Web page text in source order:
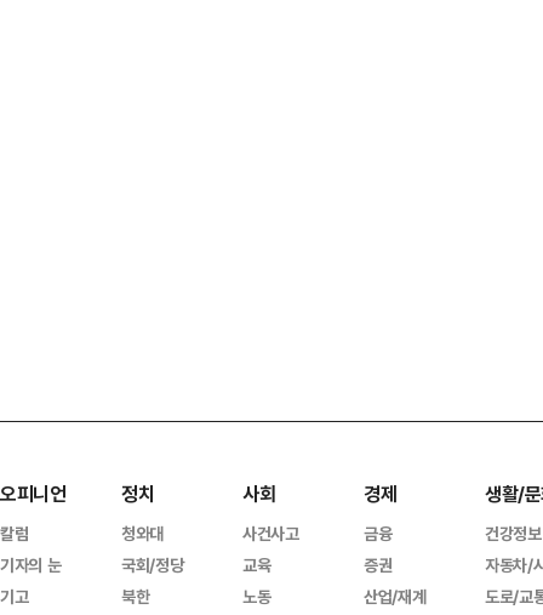
오피니언
칼럼
기자의 눈
기고
정치
청와대
국회/정당
북한
사회
사건사고
교육
노동
경제
금융
증권
산업/재계
생활/
건강정보
자동차/
도로/교